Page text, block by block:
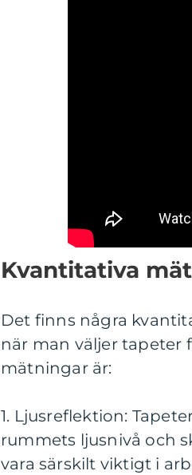
Kvantitativa
Det finns några
när man väljer tapeter
mätningar är:
1. Ljusreflektion:
rummets ljusnivå och
vara särskilt viktigt i